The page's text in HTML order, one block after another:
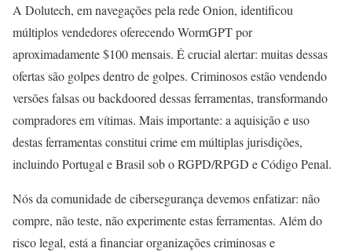
A Dolutech, em navegações pela rede Onion, identificou
múltiplos vendedores oferecendo WormGPT por
aproximadamente $100 mensais. É crucial alertar: muitas dessas
ofertas são golpes dentro de golpes. Criminosos estão vendendo
versões falsas ou backdoored dessas ferramentas, transformando
compradores em vítimas. Mais importante: a aquisição e uso
destas ferramentas constitui crime em múltiplas jurisdições,
incluindo Portugal e Brasil sob o RGPD/RPGD e Código Penal.
Nós da comunidade de cibersegurança devemos enfatizar: não
compre, não teste, não experimente estas ferramentas. Além do
risco legal, está a financiar organizações criminosas e